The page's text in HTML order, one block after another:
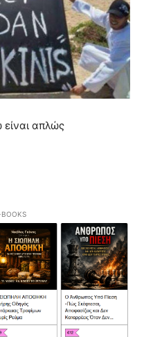
απλώς
BOOKS